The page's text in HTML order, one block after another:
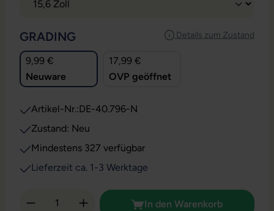
Details zum Zustand
GRADING
9,99 €
Neuware
17,99 €
OVP geöffnet
Artikel-Nr.:DE-40.796-N
Zustand: Neu
Mindestens 327 verfügbar
Lieferzeit ca. 1-3 Werktage
Produkt Anzahl: Gib den gewünschten
In den Warenkorb